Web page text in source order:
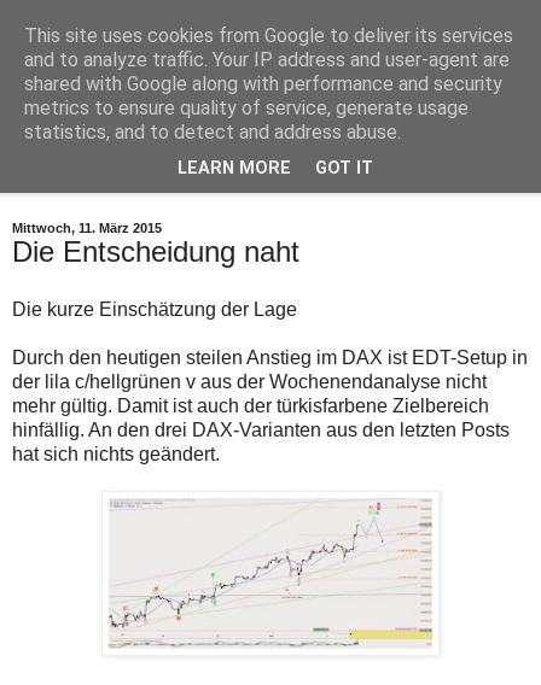
Zugriff
eingeschränkt
Der
Zugriff
auf
die
Blog
robbys-
wurde
vom
Filter
blockiert.
Ein
möglicher
Grund
können
Probleme
Netiquette
Zugriff
eingeschränkt
Der
Zugriff
auf
die
Blog
robbys-
über
das
Netzwerk
ist
nicht
erwünscht.
Bitte
verwenden
Robby's Elliott Wellen
Aktuelle Elliott Wellen Analysen für DAX und Dow Jones
Mittwoch, 11. März 2015
Die Entscheidung naht
Die kurze Einschätzung der Lage
Durch den heutigen steilen Anstieg im DAX ist EDT-Setup in
der lila c/hellgrünen v aus der Wochenendanalyse nicht
mehr gültig. Damit ist auch der türkisfarbene Zielbereich
hinfällig. An den drei DAX-Varianten aus den letzten Posts
hat sich nichts geändert.
This site uses cookies from Google to deliver its services
and to analyze traffic. Your IP address and user-agent are
shared with Google along with performance and security
metrics to ensure quality of service, generate usage
statistics, and to detect and address abuse.
LEARN MORE GOT IT